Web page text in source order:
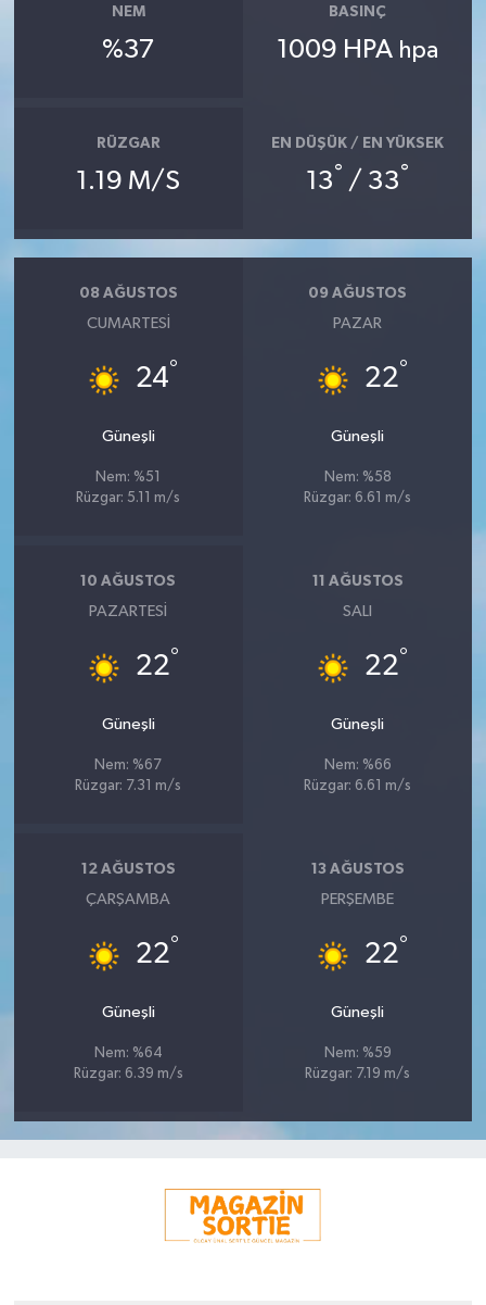
NEM
%37
BASINÇ
1009 HPA hpa
RÜZGAR
1.19 M/S
EN DÜŞÜK / EN YÜKSEK
13° / 33°
08 AĞUSTOS
CUMARTESI
24°
Güneşli
Nem: %51
Rüzgar: 5.11 m/s
09 AĞUSTOS
PAZAR
22°
Güneşli
Nem: %58
Rüzgar: 6.61 m/s
10 AĞUSTOS
PAZARTESI
22°
Güneşli
Nem: %67
Rüzgar: 7.31 m/s
11 AĞUSTOS
SALI
22°
Güneşli
Nem: %66
Rüzgar: 6.61 m/s
12 AĞUSTOS
ÇARŞAMBA
22°
Güneşli
Nem: %64
Rüzgar: 6.39 m/s
13 AĞUSTOS
PERŞEMBE
22°
Güneşli
Nem: %59
Rüzgar: 7.19 m/s